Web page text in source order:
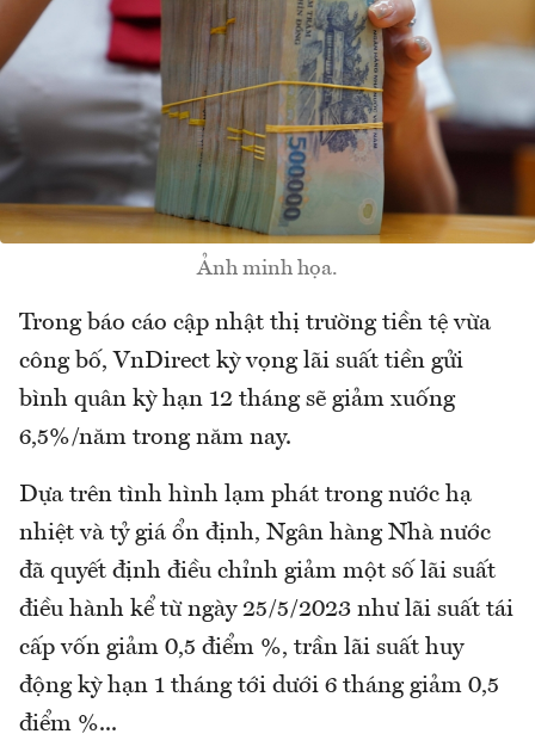
Ảnh minh họa.
Trong báo cáo cập nhật thị trường tiền tệ vừa
công bố, VnDirect kỳ vọng lãi suất tiền gửi
bình quân kỳ hạn 12 tháng sẽ giảm xuống
6,5%/năm trong năm nay.
Dựa trên tình hình lạm phát trong nước hạ
nhiệt và tỷ giá ổn định, Ngân hàng Nhà nước
đã quyết định điều chỉnh giảm một số lãi suất
điều hành kể từ ngày 25/5/2023 như lãi suất tái
cấp vốn giảm 0,5 điểm %, trần lãi suất huy
động kỳ hạn 1 tháng tới dưới 6 tháng giảm 0,5
điểm %...